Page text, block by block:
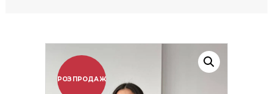
РОЗПРОДАЖ